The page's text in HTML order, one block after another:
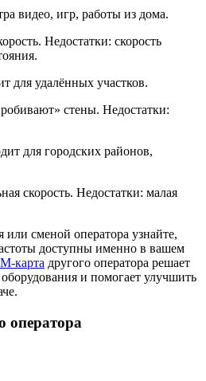
видео, игр, работы из дома.
Недостатки: скорость
для удалённых участков.
стены. Недостатки:
для городских районов,
скорость. Недостатки: малая
сменой оператора узнайте,
доступны именно в вашем
карта другого оператора решает
и помогает улучшить
оператора